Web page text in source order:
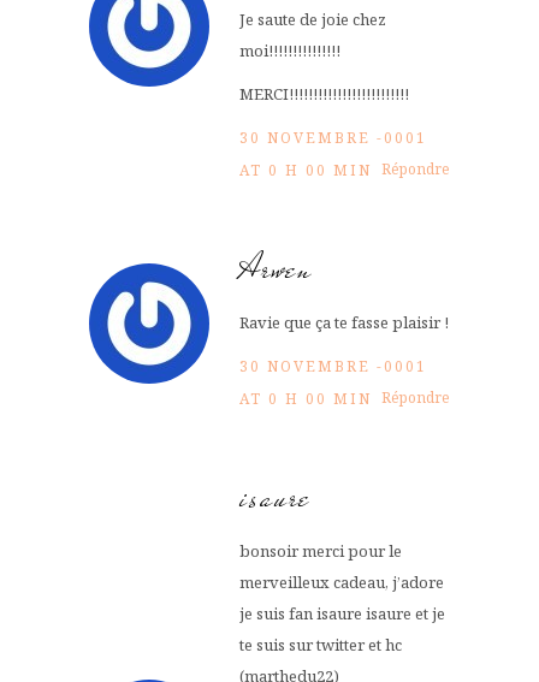
Je saute de joie chez
moi!!!!!!!!!!!!!!!
MERCI!!!!!!!!!!!!!!!!!!!!!!!!!
30 NOVEMBRE -0001
AT 0 H 00 MIN Répondre
Arwen
Ravie que ça te fasse plaisir !
30 NOVEMBRE -0001
AT 0 H 00 MIN Répondre
isaure
bonsoir merci pour le
merveilleux cadeau, j’adore
je suis fan isaure isaure et je
te suis sur twitter et hc
(marthedu22)